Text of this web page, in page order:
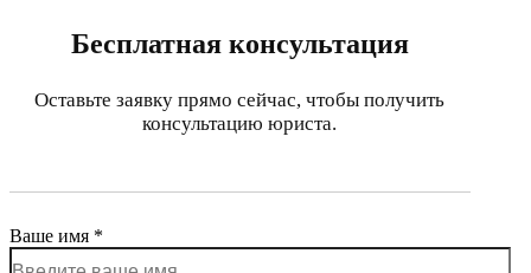
Бесплатная консультация
Оставьте заявку прямо сейчас, чтобы получить
консультацию юриста.
Ваше имя *